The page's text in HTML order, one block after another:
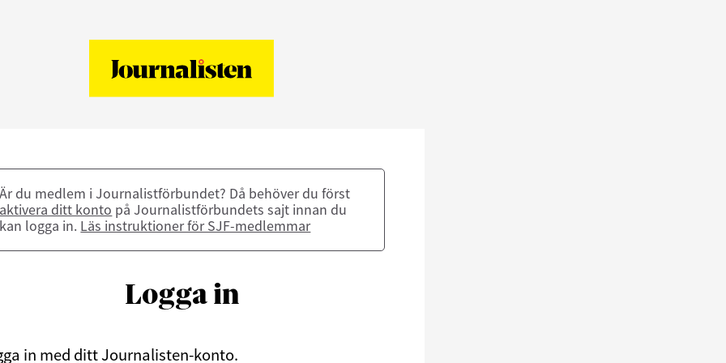
Är du medlem i Journalistförbundet? Då behöver du först
aktivera ditt konto på Journalistförbundets sajt innan du
kan logga in. Läs instruktioner för SJF-medlemmar
Logga in
in med ditt Journalisten-konto.